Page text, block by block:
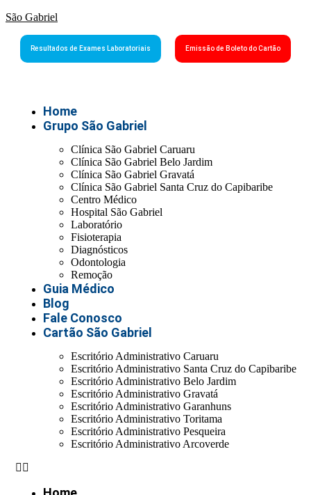
São Gabriel
Resultados de Exames Laboratoriais Emissão de Boleto do Cartão
Home
Grupo São Gabriel
Clínica São Gabriel Caruaru
Clínica São Gabriel Belo Jardim
Clínica São Gabriel Gravatá
Clínica São Gabriel Santa Cruz do Capibaribe
Centro Médico
Hospital São Gabriel
Laboratório
Fisioterapia
Diagnósticos
Odontologia
Remoção
Guia Médico
Blog
Fale Conosco
Cartão São Gabriel
Escritório Administrativo Caruaru
Escritório Administrativo Santa Cruz do Capibaribe
Escritório Administrativo Belo Jardim
Escritório Administrativo Gravatá
Escritório Administrativo Garanhuns
Escritório Administrativo Toritama
Escritório Administrativo Pesqueira
Escritório Administrativo Arcoverde